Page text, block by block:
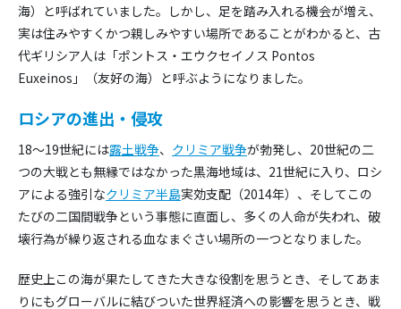
海）と呼ばれていました。しかし、足を踏み入れる機会が増え、
実は住みやすくかつ親しみやすい場所であることがわかると、古
代ギリシア人は「ポントス・エウクセイノス Pontos
Euxeinos」（友好の海）と呼ぶようになりました。
ロシアの進出・侵攻
18～19世紀には露土戦争、 クリミア戦争が勃発し、20世紀の二
つの大戦とも無縁ではなかった黒海地域は、21世紀に入り、ロシ
アによる強引なクリミア半島実効支配（2014年）、そしてこの
たびの二国間戦争という事態に直面し、多くの人命が失われ、破
壊行為が繰り返される血なまぐさい場所の一つとなりました。
歴史上この海が果たしてきた大きな役割を思うとき、そしてあま
りにもグローバルに結びついた世界経済への影響を思うとき、戦